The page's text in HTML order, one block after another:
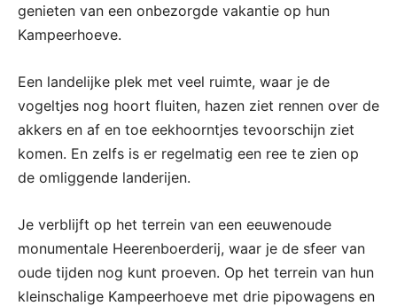
genieten van een onbezorgde vakantie op hun
Kampeerhoeve.
Een landelijke plek met veel ruimte, waar je de
vogeltjes nog hoort fluiten, hazen ziet rennen over de
akkers en af en toe eekhoorntjes tevoorschijn ziet
komen. En zelfs is er regelmatig een ree te zien op
de omliggende landerijen.
Je verblijft op het terrein van een eeuwenoude
monumentale Heerenboerderij, waar je de sfeer van
oude tijden nog kunt proeven. Op het terrein van hun
kleinschalige Kampeerhoeve met drie pipowagens en